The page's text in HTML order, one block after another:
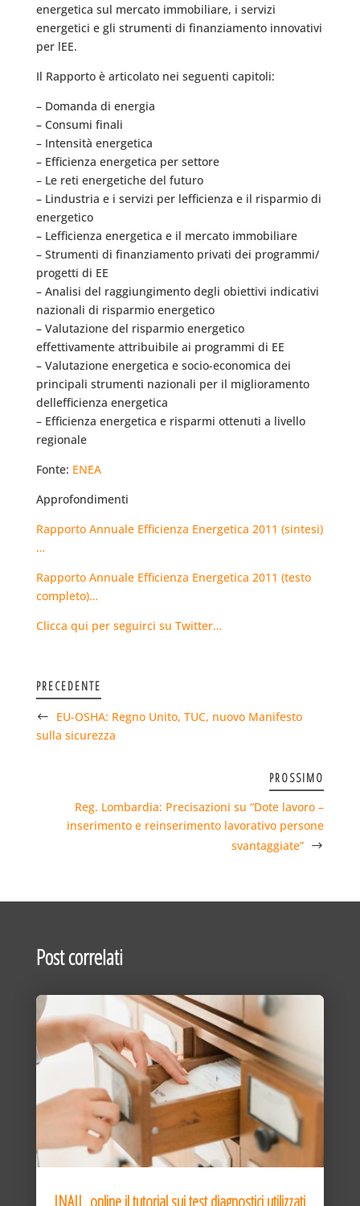
energetica sul mercato immobiliare, i servizi
energetici e gli strumenti di finanziamento innovativi
per lEE.
Il Rapporto è articolato nei seguenti capitoli:
– Domanda di energia
– Consumi finali
– Intensità energetica
– Efficienza energetica per settore
– Le reti energetiche del futuro
– Lindustria e i servizi per lefficienza e il risparmio di
energetico
– Lefficienza energetica e il mercato immobiliare
– Strumenti di finanziamento privati dei programmi/
progetti di EE
– Analisi del raggiungimento degli obiettivi indicativi
nazionali di risparmio energetico
– Valutazione del risparmio energetico
effettivamente attribuibile ai programmi di EE
– Valutazione energetica e socio-economica dei
principali strumenti nazionali per il miglioramento
dellefficienza energetica
– Efficienza energetica e risparmi ottenuti a livello
regionale
Fonte: ENEA
Approfondimenti
Rapporto Annuale Efficienza Energetica 2011 (sintesi)
…
Rapporto Annuale Efficienza Energetica 2011 (testo
completo)…
Clicca qui per seguirci su Twitter…
PRECEDENTE
EU-OSHA: Regno Unito, TUC, nuovo Manifesto
sulla sicurezza
PROSSIMO
Reg. Lombardia: Precisazioni su “Dote lavoro –
inserimento e reinserimento lavorativo persone
svantaggiate”
Post correlati